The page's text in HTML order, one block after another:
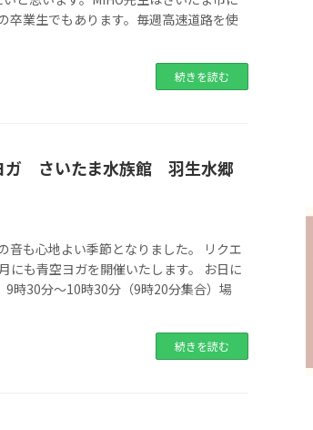
卒業生でもあります。毎週高速道路を使
続きを読む
ガ さいたま水族館 羽生水郷
音も心地よい季節となりました。 リクエ
にも青空ヨガを開催いたします。 お日に
30分〜10時30分（9時20分集合）場
続きを読む